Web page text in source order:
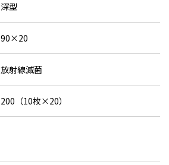
深型
90×20
放射線滅菌
200（10枚×20）